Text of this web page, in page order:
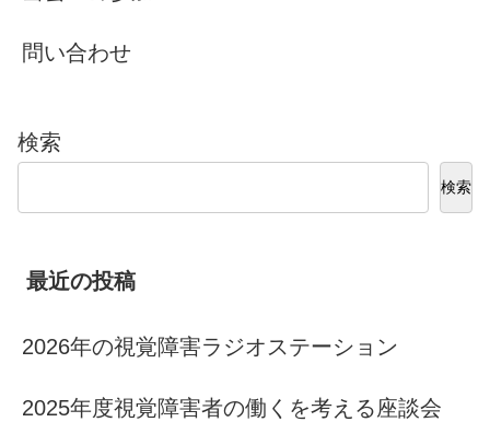
問い合わせ
検索
検索
最近の投稿
2026年の視覚障害ラジオステーション
2025年度視覚障害者の働くを考える座談会